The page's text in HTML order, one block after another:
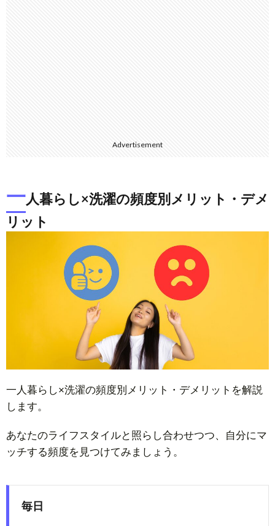
Advertisement
一人暮らし×洗濯の頻度別メリット・デメ
リット
一人暮らし×洗濯の頻度別メリット・デメリットを解説
します。
あなたのライフスタイルと照らし合わせつつ、自分にマ
ッチする頻度を見つけてみましょう。
毎日